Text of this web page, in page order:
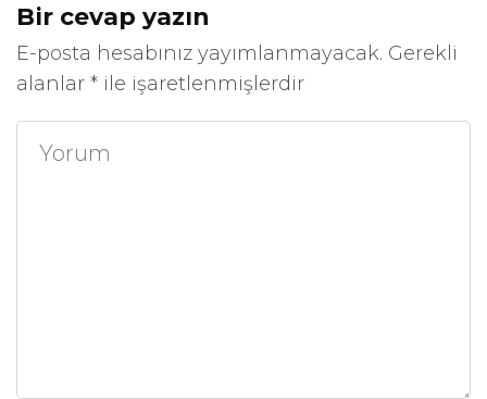
Bir cevap yazın
E-posta hesabınız yayımlanmayacak. Gerekli
alanlar * ile işaretlenmişlerdir